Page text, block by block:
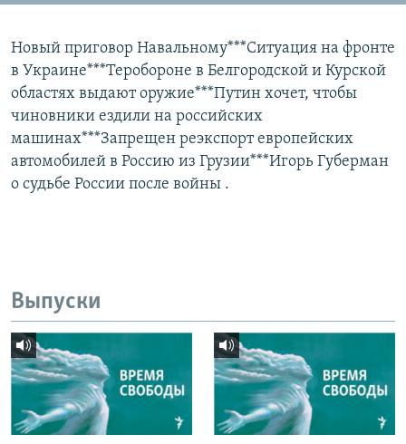
Новый приговор Навальному***Ситуация на фронте
в Украине***Теробороне в Белгородской и Курской
областях выдают оружие***Путин хочет, чтобы
чиновники ездили на российских
машинах***Запрещен реэкспорт европейских
автомобилей в Россию из Грузии***Игорь Губерман
о судьбе России после войны .
Выпуски